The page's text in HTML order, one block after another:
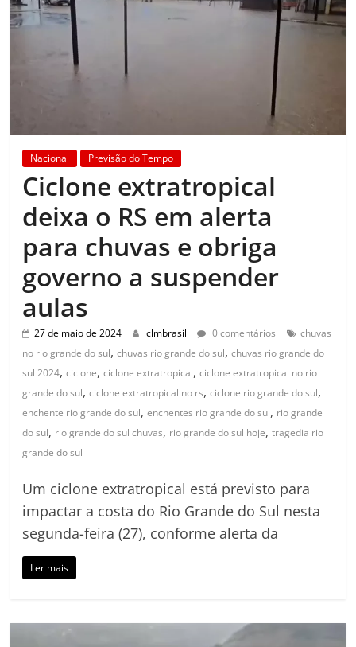
Nacional Previsão do Tempo
Ciclone extratropical
deixa o RS em alerta
para chuvas e obriga
governo a suspender
aulas
27 de maio de 2024 clmbrasil 0 comentários
chuvas
no rio grande do sul,chuvas rio grande do sul,chuvas rio grande do
sul 2024,ciclone,ciclone extratropical,ciclone extratropical no rio
grande do sul,ciclone extratropical no rs,ciclone rio grande do sul,
enchente rio grande do sul,enchentes rio grande do sul, rio grande
do sul, rio grande do sul chuvas, rio grande do sul hoje,tragedia rio
grande do sul
Um ciclone extratropical está previsto para
impactar a costa do Rio Grande do Sul nesta
segunda-feira (27), conforme alerta da
Ler mais